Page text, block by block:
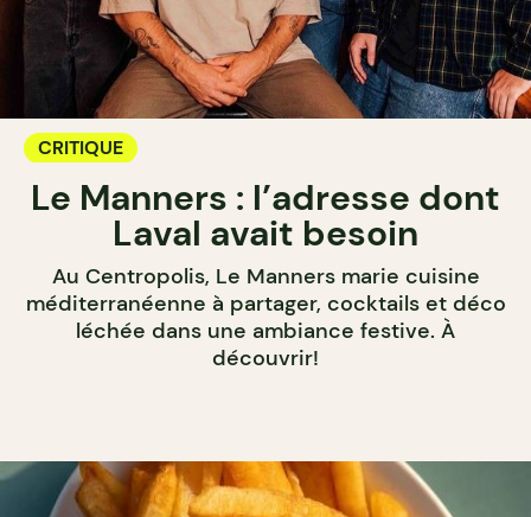
CRITIQUE
Le Manners : l’adresse dont
Laval avait besoin
Au Centropolis, Le Manners marie cuisine
méditerranéenne à partager, cocktails et déco
léchée dans une ambiance festive. À
découvrir!